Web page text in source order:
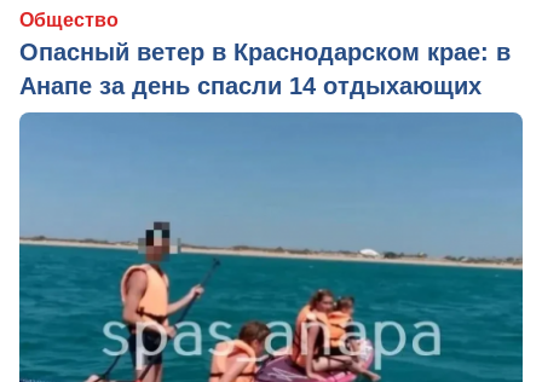
Общество
Опасный ветер в Краснодарском крае: в
Анапе за день спасли 14 отдыхающих